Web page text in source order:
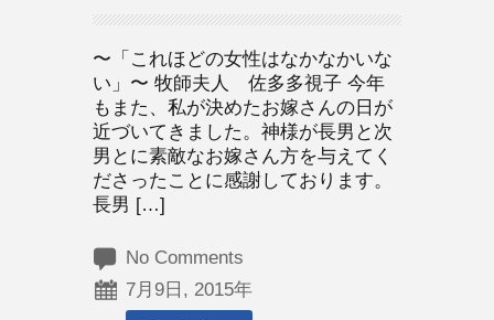
〜「これほどの女性はなかなかいな
い」〜 牧師夫人 佐多多視子 今年
もまた、私が決めたお嫁さんの日が
近づいてきました。神様が長男と次
男とに素敵なお嫁さん方を与えてく
ださったことに感謝しております。
長男 […]
No Comments
7月9日, 2015年